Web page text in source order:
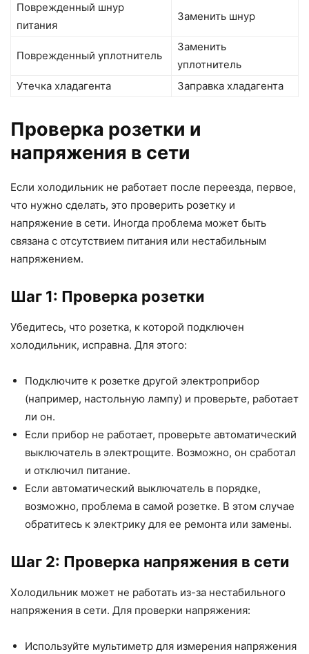
Поврежденный шнур
питания
Заменить шнур
Поврежденный уплотнитель
Заменить
уплотнитель
Утечка хладагента
Заправка хладагента
Проверка розетки и
напряжения в сети
Если холодильник не работает после переезда, первое,
что нужно сделать, это проверить розетку и
напряжение в сети. Иногда проблема может быть
связана с отсутствием питания или нестабильным
напряжением.
Шаг 1: Проверка розетки
Убедитесь, что розетка, к которой подключен
холодильник, исправна. Для этого:
Подключите к розетке другой электроприбор
(например, настольную лампу) и проверьте, работает
ли он.
Если прибор не работает, проверьте автоматический
выключатель в электрощите. Возможно, он сработал
и отключил питание.
Если автоматический выключатель в порядке,
возможно, проблема в самой розетке. В этом случае
обратитесь к электрику для ее ремонта или замены.
Шаг 2: Проверка напряжения в сети
Холодильник может не работать из-за нестабильного
напряжения в сети. Для проверки напряжения:
Используйте мультиметр для измерения напряжения